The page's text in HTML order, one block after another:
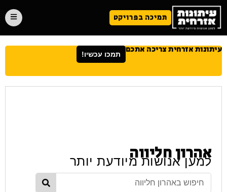
תמיכה בפרויקט
עיתונות אזרחית צריכה אתכם תמכו עכשיו!
אהרון חליווה
למען אנושות מיודעת יותר